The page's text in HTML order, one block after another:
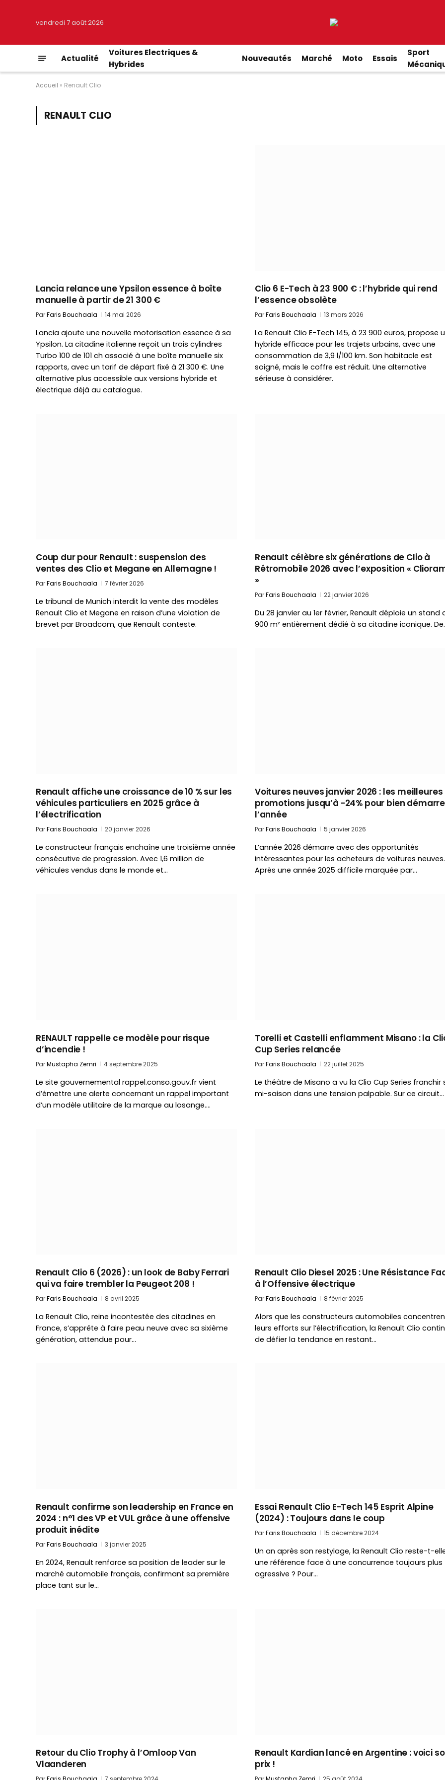
vendredi 7 août 2026
Actualité
Voitures Electriques &
Hybrides
Nouveautés Marché Moto Essais
Sport
Accueil » Renault Clio
RENAULT CLIO
Lancia relance une Ypsilon essence à boîte
manuelle à partir de 21 300 €
ParFaris Bouchaala 14 mai 2026
Lancia ajoute une nouvelle motorisation essence à sa
Ypsilon. La citadine italienne reçoit un trois cylindres
Turbo 100 de 101 ch associé à une boîte manuelle six
rapports, avec un tarif de départ fixé à 21 300 €. Une
alternative plus accessible aux versions hybride et
électrique déjà au catalogue.
Clio 6 E-Tech à 23 900 € : l’hybride qui rend
l’essence obsolète
ParFaris Bouchaala 13 mars 2026
La Renault Clio E-Tech 145, à 23 900 euros, propose
hybride efficace pour les trajets urbains, avec une
consommation de 3,9 l/100 km. Son habitacle est
soigné, mais le coffre est réduit. Une alternative
sérieuse à considérer.
Coup dur pour Renault : suspension des
ventes des Clio et Megane en Allemagne !
ParFaris Bouchaala 7 février 2026
Le tribunal de Munich interdit la vente des modèles
Renault Clio et Megane en raison d’une violation de
brevet par Broadcom, que Renault conteste.
Renault célèbre six générations de Clio à
Rétromobile 2026 avec l’exposition «
»
ParFaris Bouchaala 22 janvier 2026
Du 28 janvier au 1er février, Renault déploie un stand
900 m² entièrement dédié à sa citadine iconique.
Renault affiche une croissance de 10 % sur les
véhicules particuliers en 2025 grâce à
l’électrification
ParFaris Bouchaala 20 janvier 2026
Le constructeur français enchaîne une troisième année
consécutive de progression. Avec 1,6 million de
véhicules vendus dans le monde et…
Voitures neuves janvier 2026 : les meilleures
promotions jusqu’à -24% pour bien
l’année
ParFaris Bouchaala 5 janvier 2026
L’année 2026 démarre avec des opportunités
intéressantes pour les acheteurs de voitures neuves.
Après une année 2025 difficile marquée par…
RENAULT rappelle ce modèle pour risque
d’incendie !
ParMustapha Zemri 4 septembre 2025
Le site gouvernemental rappel.conso.gouv.fr vient
d’émettre une alerte concernant un rappel important
d’un modèle utilitaire de la marque au losange.…
Torelli et Castelli enflamment Misano : la
Cup Series relancée
ParFaris Bouchaala 22 juillet 2025
Le théâtre de Misano a vu la Clio Cup Series franchir
mi-saison dans une tension palpable. Sur ce circuit…
Renault Clio 6 (2026) : un look de Baby Ferrari
qui va faire trembler la Peugeot 208 !
ParFaris Bouchaala 8 avril 2025
La Renault Clio, reine incontestée des citadines en
France, s’apprête à faire peau neuve avec sa sixième
génération, attendue pour…
Renault Clio Diesel 2025 : Une Résistance
à l’Offensive électrique
ParFaris Bouchaala 8 février 2025
Alors que les constructeurs automobiles
leurs efforts sur l’électrification, la Renault Clio
de défier la tendance en restant…
Renault confirme son leadership en France en
2024 : n°1 des VP et VUL grâce à une offensive
produit inédite
ParFaris Bouchaala 3 janvier 2025
En 2024, Renault renforce sa position de leader sur le
marché automobile français, confirmant sa première
place tant sur le…
Essai Renault Clio E-Tech 145 Esprit Alpine
(2024) : Toujours dans le coup
ParFaris Bouchaala 15 décembre 2024
Un an après son restylage, la Renault Clio reste-t-
une référence face à une concurrence toujours plus
agressive ? Pour…
Retour du Clio Trophy à l’Omloop Van
Vlaanderen
Renault Kardian lancé en Argentine : voici
prix !